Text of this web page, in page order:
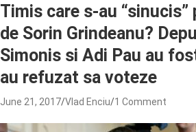
Timis care s-au
de Sorin Grindeanu?
Simonis si Adi Pau au
au refuzat sa voteze
June 21, 2017 Vlad Enciu 1 Comment